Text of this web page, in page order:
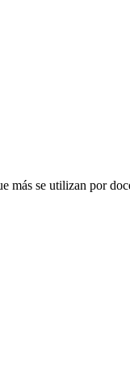
más se utilizan por